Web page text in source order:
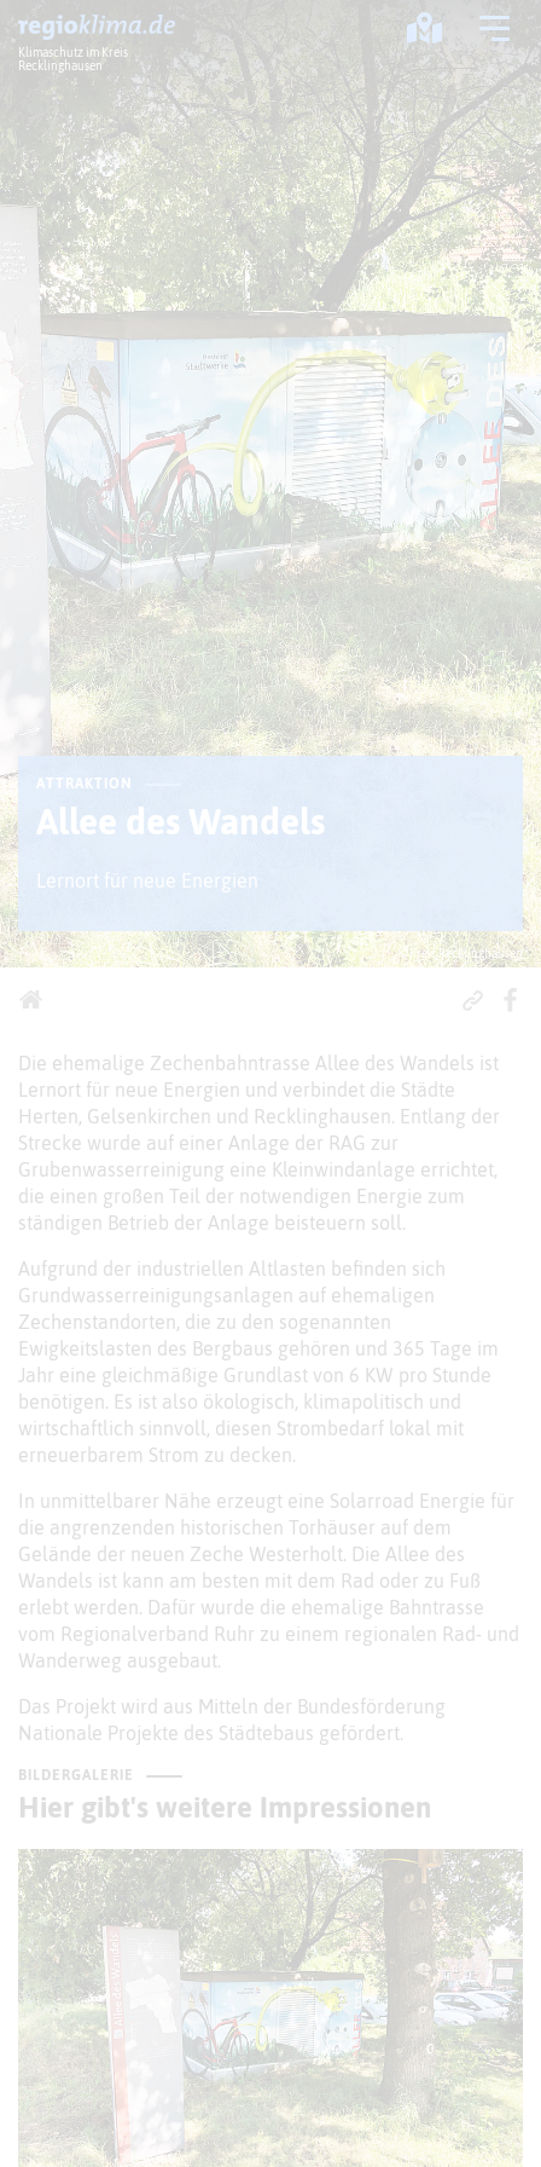
Klimaschutz im Kreis
Recklinghausen
Klima im Kreis
Klimawandel
Klimaschutz
Klimaanpassung
© Kreis Recklinghausen
ATTRAKTION
Allee des Wandels
Lernort für neue Energien
Die ehemalige Zechenbahntrasse Allee des Wandels ist
Lernort für neue Energien und verbindet die Städte
Herten, Gelsenkirchen und Recklinghausen. Entlang der
Strecke wurde auf einer Anlage der RAG zur
Grubenwasserreinigung eine Kleinwindanlage errichtet,
die einen großen Teil der notwendigen Energie zum
ständigen Betrieb der Anlage beisteuern soll.
Aufgrund der industriellen Altlasten befinden sich
Grundwasserreinigungsanlagen auf ehemaligen
Zechenstandorten, die zu den sogenannten
Ewigkeitslasten des Bergbaus gehören und 365 Tage im
Jahr eine gleichmäßige Grundlast von 6 KW pro Stunde
benötigen. Es ist also ökologisch, klimapolitisch und
wirtschaftlich sinnvoll, diesen Strombedarf lokal mit
erneuerbarem Strom zu decken.
In unmittelbarer Nähe erzeugt eine Solarroad Energie für
die angrenzenden historischen Torhäuser auf dem
Gelände der neuen Zeche Westerholt. Die Allee des
Wandels ist kann am besten mit dem Rad oder zu Fuß
erlebt werden. Dafür wurde die ehemalige Bahntrasse
vom Regionalverband Ruhr zu einem regionalen Rad- und
Wanderweg ausgebaut.
Das Projekt wird aus Mitteln der Bundesförderung
Nationale Projekte des Städtebaus gefördert.
BILDERGALERIE
Hier gibt's weitere Impressionen